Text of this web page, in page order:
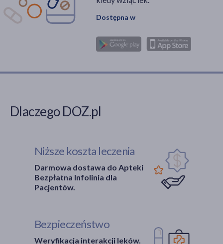
Dostępna w
Dlaczego DOZ.pl
Niższe koszta leczenia
Darmowa dostawa do Apteki
Bezpłatna Infolinia dla
Pacjentów.
Bezpieczeństwo
Weryfikacja interakcji leków.